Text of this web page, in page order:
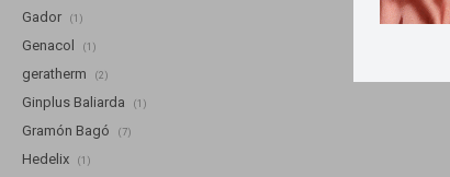
Gador (1)
Genacol (1)
geratherm (2)
Ginplus Baliarda (1)
Gramón Bagó (7)
Hedelix (1)